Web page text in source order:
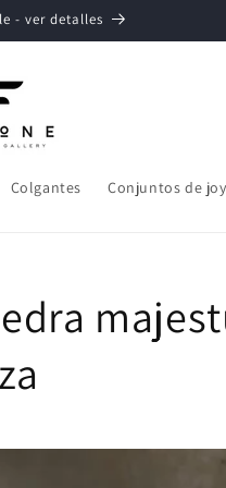
- ver detalles
Colgantes Conjuntos de